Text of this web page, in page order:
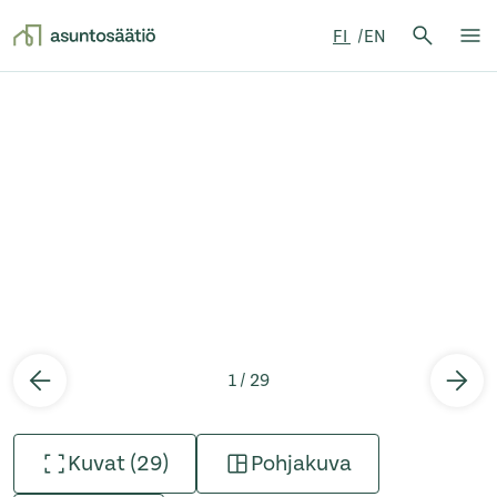
FI EN
Hae:
1 / 29
Kuvat (29) Pohjakuva